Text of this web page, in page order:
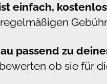
einfach,
passend zu
ob sie für